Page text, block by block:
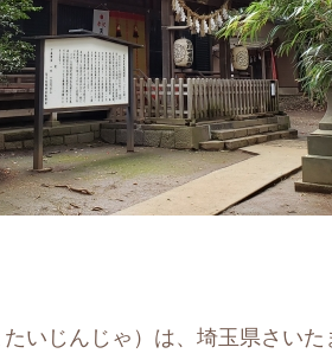
たいじんじゃ）は、埼玉県さい